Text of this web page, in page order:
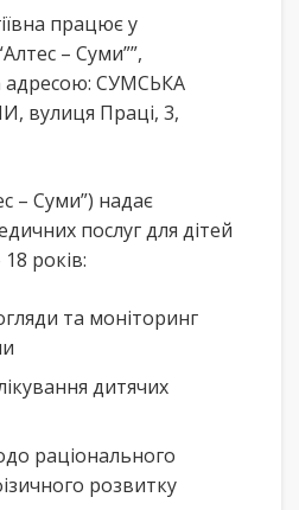
працює у
– Суми””,
адресою: СУМСЬКА
вулиця Праці, 3,
– Суми”) надає
послуг для дітей
років:
та моніторинг
дитячих
раціонального
розвитку